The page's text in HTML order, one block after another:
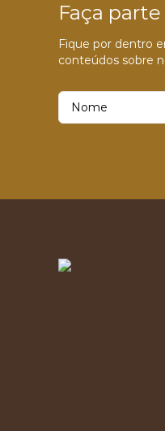
Faça
Fique por dentro
conteúdos sobre